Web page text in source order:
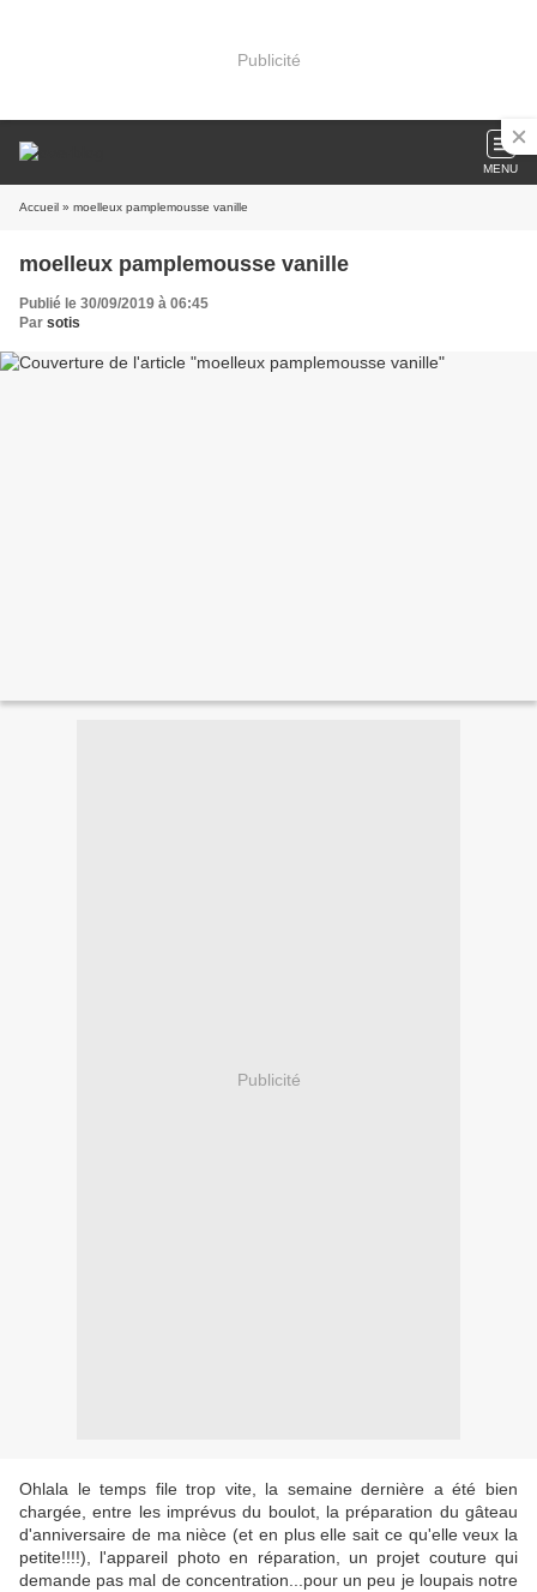
Publicité
MENU
Accueil » moelleux pamplemousse vanille
moelleux pamplemousse vanille
Publié le 30/09/2019 à 06:45
Par sotis
Publicité
Ohlala le temps file trop vite, la semaine dernière a été bien
chargée, entre les imprévus du boulot, la préparation du gâteau
d'anniversaire de ma nièce (et en plus elle sait ce qu'elle veux la
petite!!!!), l'appareil photo en réparation, un projet couture qui
demande pas mal de concentration...pour un peu je loupais notre